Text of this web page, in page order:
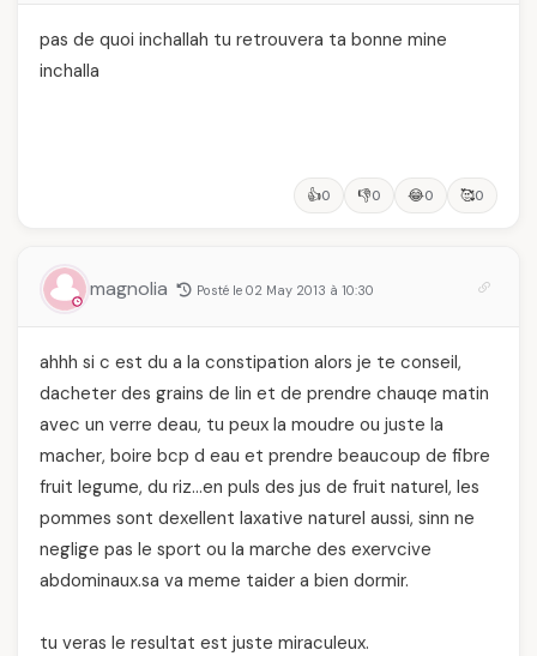
pas de quoi inchallah tu retrouvera ta bonne mine
inchalla
👍0 👎0 😂0 🥰0
magnolia Posté le 02 May 2013 à 10:30
ahhh si c est du a la constipation alors je te conseil,
dacheter des grains de lin et de prendre chauqe matin
avec un verre deau, tu peux la moudre ou juste la
macher, boire bcp d eau et prendre beaucoup de fibre
fruit legume, du riz…en puls des jus de fruit naturel, les
pommes sont dexellent laxative naturel aussi, sinn ne
neglige pas le sport ou la marche des exervcive
abdominaux.sa va meme taider a bien dormir.
tu veras le resultat est juste miraculeux.